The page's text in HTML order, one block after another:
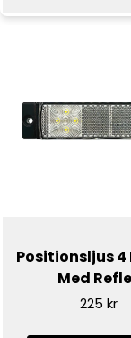
Positionsljus 4
Med
225 kr